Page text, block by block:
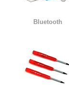
Bluetooth